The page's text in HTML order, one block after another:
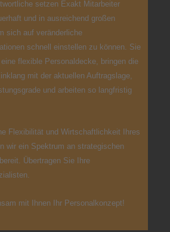
setzen Exakt Mitarbeiter
und in ausreichend großen
sich auf veränderliche
schnell einstellen zu können. Sie
flexible Personaldecke, bringen die
mit der aktuellen Auftragslage,
und arbeiten so langfristig
Flexibilität und Wirtschaftlichkeit Ihres
wir ein Spektrum an strategischen
Übertragen Sie Ihre
mit Ihnen Ihr Personalkonzept!